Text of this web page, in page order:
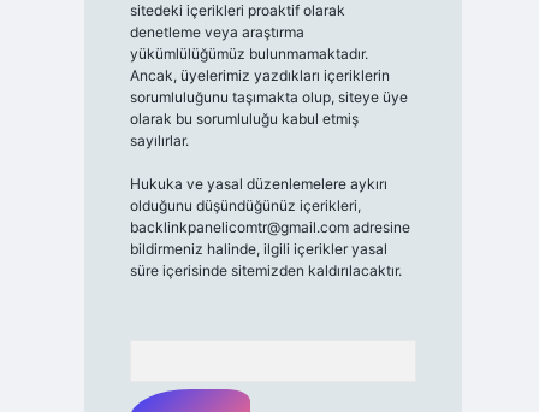
sitedeki içerikleri proaktif olarak
denetleme veya araştırma
yükümlülüğümüz bulunmamaktadır.
Ancak, üyelerimiz yazdıkları içeriklerin
sorumluluğunu taşımakta olup, siteye üye
olarak bu sorumluluğu kabul etmiş
sayılırlar.
Hukuka ve yasal düzenlemelere aykırı
olduğunu düşündüğünüz içerikleri,
backlinkpanelicomtr@gmail.comadresine
bildirmeniz halinde, ilgili içerikler yasal
süre içerisinde sitemizden kaldırılacaktır.